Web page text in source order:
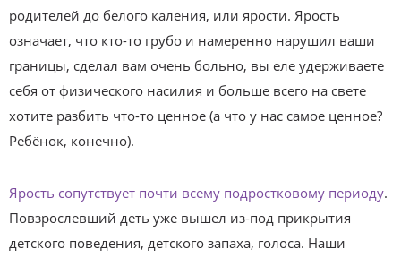
родителей до белого каления, или ярости. Ярость
означает, что кто-то грубо и намеренно нарушил ваши
границы, сделал вам очень больно, вы еле удерживаете
себя от физического насилия и больше всего на свете
хотите разбить что-то ценное (а что у нас самое ценное?
Ребёнок, конечно).
Ярость сопутствует почти всему подростковому периоду.
Повзрослевший деть уже вышел из-под прикрытия
детского поведения, детского запаха, голоса. Наши